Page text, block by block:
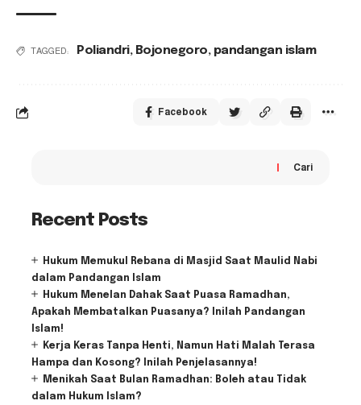
TAGGED: Poliandri, Bojonegoro, pandangan islam
Facebook
Cari
Recent Posts
Hukum Memukul Rebana di Masjid Saat Maulid Nabi
dalam Pandangan Islam
Hukum Menelan Dahak Saat Puasa Ramadhan,
Apakah Membatalkan Puasanya? Inilah Pandangan
Islam!
Kerja Keras Tanpa Henti, Namun Hati Malah Terasa
Hampa dan Kosong? Inilah Penjelasannya!
Menikah Saat Bulan Ramadhan: Boleh atau Tidak
dalam Hukum Islam?